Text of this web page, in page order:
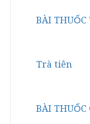
BÀI THUỐC
Trà tiên
BÀI THUỐC